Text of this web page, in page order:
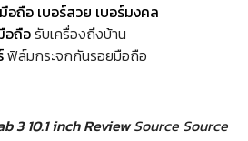
อถือ เบอร์สวย เบอร์มงคล
อถือรับเครื่องถึงบ้าน
ฟิล์มกระจกกันรอยมือถือ
3 10.1 inch Review Source Source